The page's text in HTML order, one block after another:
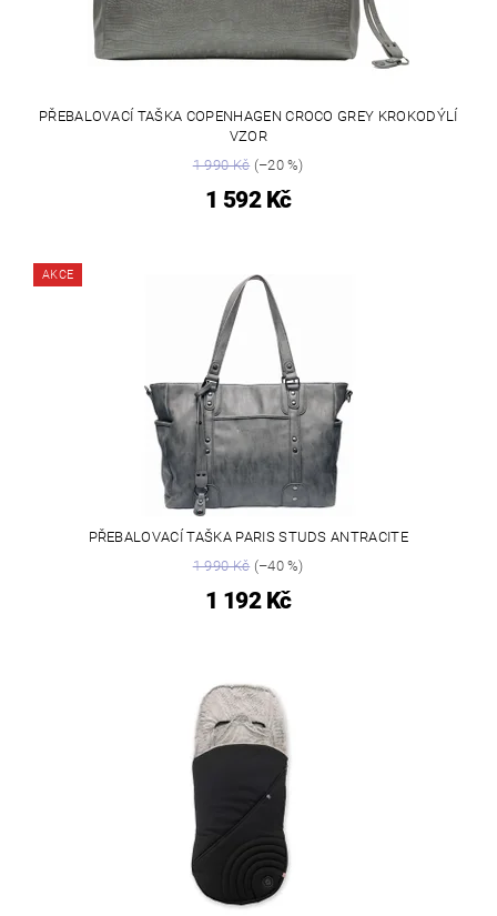
PŘEBALOVACÍ TAŠKA COPENHAGEN CROCO GREY KROKODÝLÍ
VZOR
1 990 Kč(–20 %)
1 592 Kč
AKCE
PŘEBALOVACÍ TAŠKA PARIS STUDS ANTRACITE
1 990 Kč(–40 %)
1 192 Kč